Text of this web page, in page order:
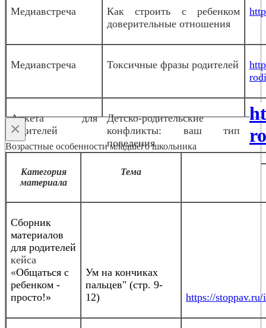
Медиавстреча
Как строить с ребенком
доверительные отношения
Медиавстреча Токсичные фразы родителей
Анкета для
родителей
Детско-родительские
конфликты: ваш тип
поведения
×
Возрастные особенности младшего школьника
Категория
материала
Тема
Сборник
материалов
для родителей
кейса
«Общаться с
ребенком -
просто!»
Ум на кончиках
пальцев" (стр. 9-
12)
https://